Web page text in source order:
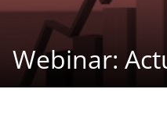
Webinar: